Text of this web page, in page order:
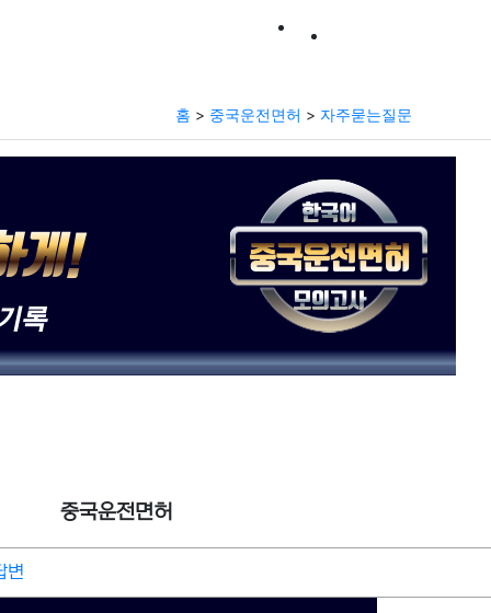
홈 > 중국운전면허 > 자주묻는질문
중국운전면허
변